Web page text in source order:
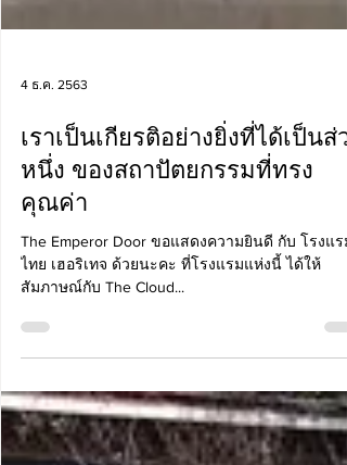
เราเป็นเกียรติอย่างยิ่งที่ได้เป็นส่ว
หนึ่ง ของสถาปัตยกรรมที่ทรง
คุณค่า
The Emperor Door ขอแสดงความยินดี กับ โรงแร
ไทย เฮอริเทจ ด้วยนะคะ ที่โรงแรมแห่งนี้ ได้ให้
สัมภาษณ์กับ The Cloud...